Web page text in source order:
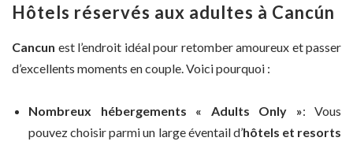
Hôtels réservés aux adultes à Cancún
Cancun est l’endroit idéal pour retomber amoureux et passer
d’excellents moments en couple. Voici pourquoi :
Nombreux hébergements « Adults Only »: Vous
pouvez choisir parmi un large éventail d’hôtels et resorts